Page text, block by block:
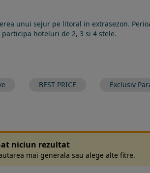
unui sejur pe litoral in extrasezon.
hoteluri de 2, 3 si 4 stele.
BEST PRICE Exclusiv
niciun rezultat
mai generala sau alege alte fitre.